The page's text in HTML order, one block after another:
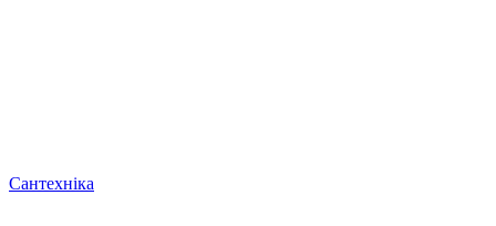
Сантехніка